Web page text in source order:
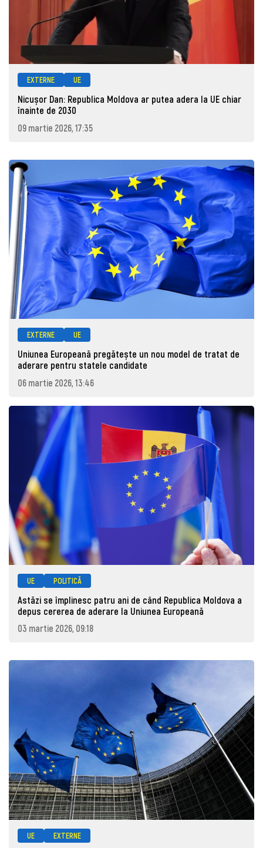
EXTERNE UE
Nicușor Dan: Republica Moldova ar putea adera la UE chiar
înainte de 2030
09 martie 2026, 17:35
EXTERNE UE
Uniunea Europeană pregătește un nou model de tratat de
aderare pentru statele candidate
06 martie 2026, 13:46
UE POLITICĂ
Astăzi se împlinesc patru ani de când Republica Moldova a
depus cererea de aderare la Uniunea Europeană
03 martie 2026, 09:18
UE EXTERNE